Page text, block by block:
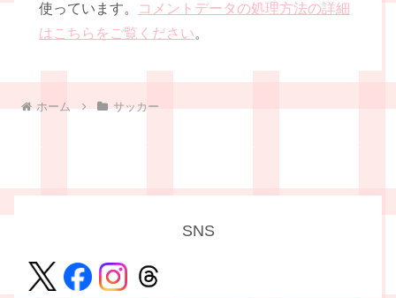
使っています。
コメントデータの処理方法の詳細
はこちらをご覧ください。
ホーム サッカー
SNS